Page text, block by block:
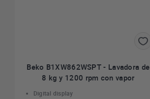
Beko B1XW862WSPT - Lavadora de
8 kg y 1200 rpm con vapor
Digital display